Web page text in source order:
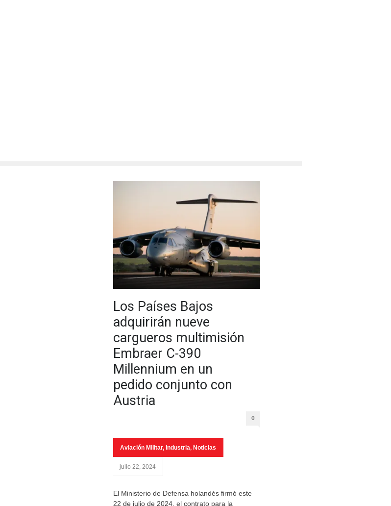
Los Países Bajos
adquirirán nueve
cargueros multimisión
Embraer C-390
Millennium en un
pedido conjunto con
Austria
0
Aviación Militar, Industria, Noticias
julio 22, 2024
El Ministerio de Defensa holandés firmó este
22 de julio de 2024, el contrato para la